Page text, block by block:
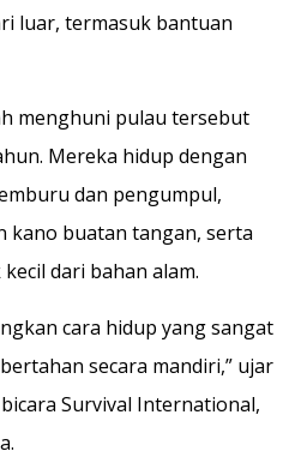
luar, termasuk bantuan
menghuni pulau tersebut
Mereka hidup dengan
dan pengumpul,
kano buatan tangan, serta
dari bahan alam.
cara hidup yang sangat
secara mandiri,” ujar
Survival International,